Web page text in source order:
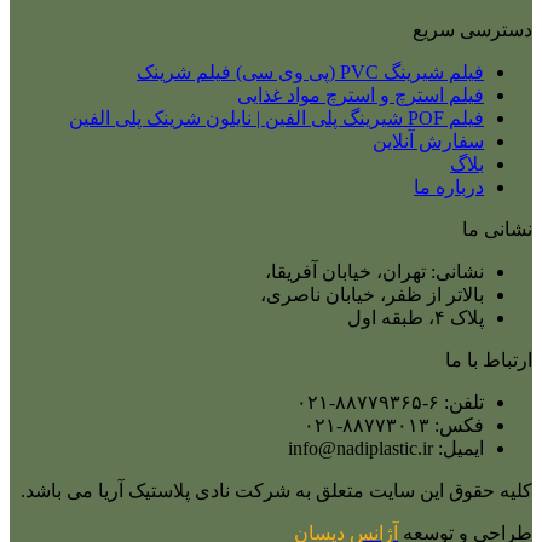
دسترسی سریع
فیلم شیرینگ PVC (پی وی سی) فیلم شرینک
فیلم استرچ و استرچ مواد غذایی
فیلم POF شیرینگ پلی الفین | نایلون شرینک پلی الفین
سفارش آنلاین
بلاگ
درباره ما
نشانی ما
نشانی: تهران، خیابان آفریقا،
بالاتر از ظفر، خیابان ناصری،
پلاک ۴، طبقه اول
ارتباط با ما
تلفن: ۶-۸۸۷۷۹۳۶۵-۰۲۱
فکس: ۸۸۷۷۳۰۱۳-۰۲۱
ایمیل: info@nadiplastic.ir
کلیه حقوق این سایت متعلق به شرکت نادی پلاستیک آریا می‌ باشد.
طراحی و توسعه آژانس دیسان